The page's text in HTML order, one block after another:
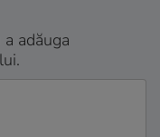
adăuga